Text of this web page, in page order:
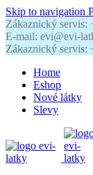
Skip to navigation
Zákaznický servis:
E-mail: evi@evi-
Zákaznický servis:
Home
Eshop
Nové látky
Slevy